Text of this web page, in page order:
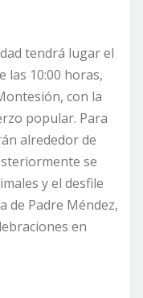
tendrá lugar el
las 10:00 horas,
con la
popular. Para
alrededor de
se
y el desfile
de Padre Méndez,
en